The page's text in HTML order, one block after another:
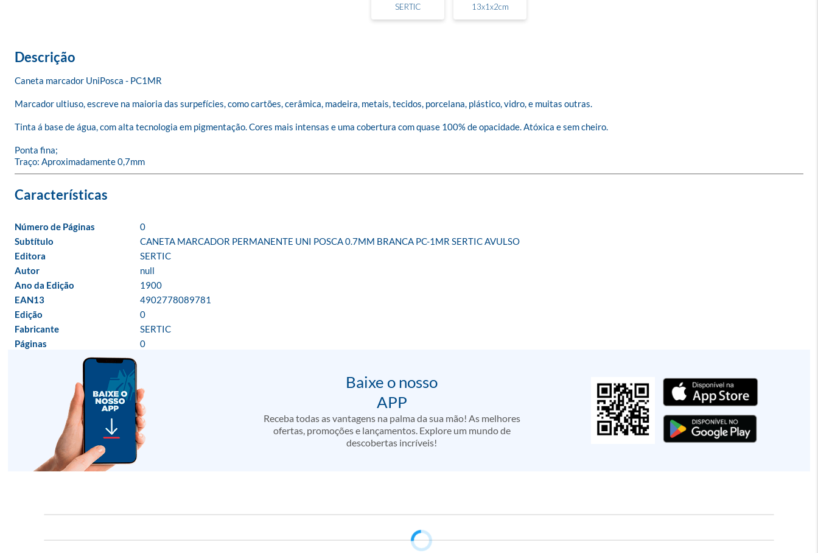
SERTIC 13x1x2cm
Descrição
Caneta marcador UniPosca - PC1MR
Marcador ultiuso, escreve na maioria das surpefícies, como cartões, cerâmica, madeira, metais, tecidos, porcelana, plástico, vidro, e muitas outras.
Tinta á base de água, com alta tecnologia em pigmentação. Cores mais intensas e uma cobertura com quase 100% de opacidade. Atóxica e sem cheiro.
Ponta fina;
Traço: Aproximadamente 0,7mm
Número de Páginas
0
Subtítulo
CANETA MARCADOR PERMANENTE UNI POSCA 0.7MM BRANCA PC-1MR SERTIC AVULSO
Editora
SERTIC
Autor
null
Ano da Edição
1900
EAN13
4902778089781
Edição
0
Fabricante
SERTIC
Páginas
0
Baixe o nosso
APP
Receba todas as vantagens na palma da sua mão! As melhores
ofertas, promoções e lançamentos. Explore um mundo de
descobertas incríveis!